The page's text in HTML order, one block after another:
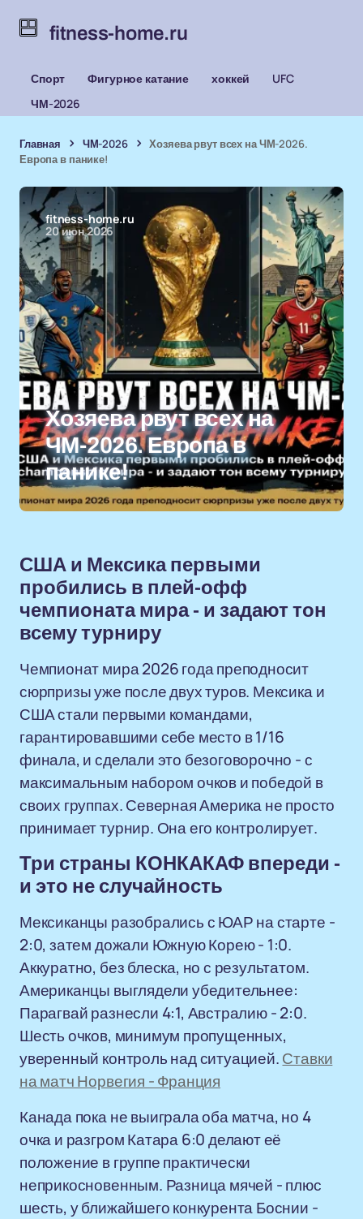
fitness-home.ru
Спорт Фигурное катание хоккей
UFC
ЧМ-2026
Главная ЧМ-2026
Хозяева рвут всех на ЧМ-2026.
Европа в панике!
fitness-home.ru
20 июн 2026
Хозяева рвут всех на
ЧМ-2026. Европа в
панике!
США и Мексика первыми
пробились в плей-офф
чемпионата мира - и задают тон
всему турниру
Чемпионат мира 2026 года преподносит
сюрпризы уже после двух туров. Мексика и
США стали первыми командами,
гарантировавшими себе место в 1/16
финала, и сделали это безоговорочно - с
максимальным набором очков и победой в
своих группах. Северная Америка не просто
принимает турнир. Она его контролирует.
Три страны КОНКАКАФ впереди -
и это не случайность
Мексиканцы разобрались с ЮАР на старте -
2:0, затем дожали Южную Корею - 1:0.
Аккуратно, без блеска, но с результатом.
Американцы выглядели убедительнее:
Парагвай разнесли 4:1, Австралию - 2:0.
Шесть очков, минимум пропущенных,
уверенный контроль над ситуацией.Ставки
на матч Норвегия - Франция
Канада пока не выиграла оба матча, но 4
очка и разгром Катара 6:0 делают её
положение в группе практически
неприкосновенным. Разница мячей - плюс
шесть, у ближайшего конкурента Боснии -